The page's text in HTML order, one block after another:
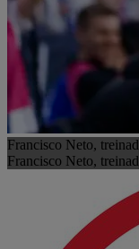
Francisco Neto,
Francisco Neto,